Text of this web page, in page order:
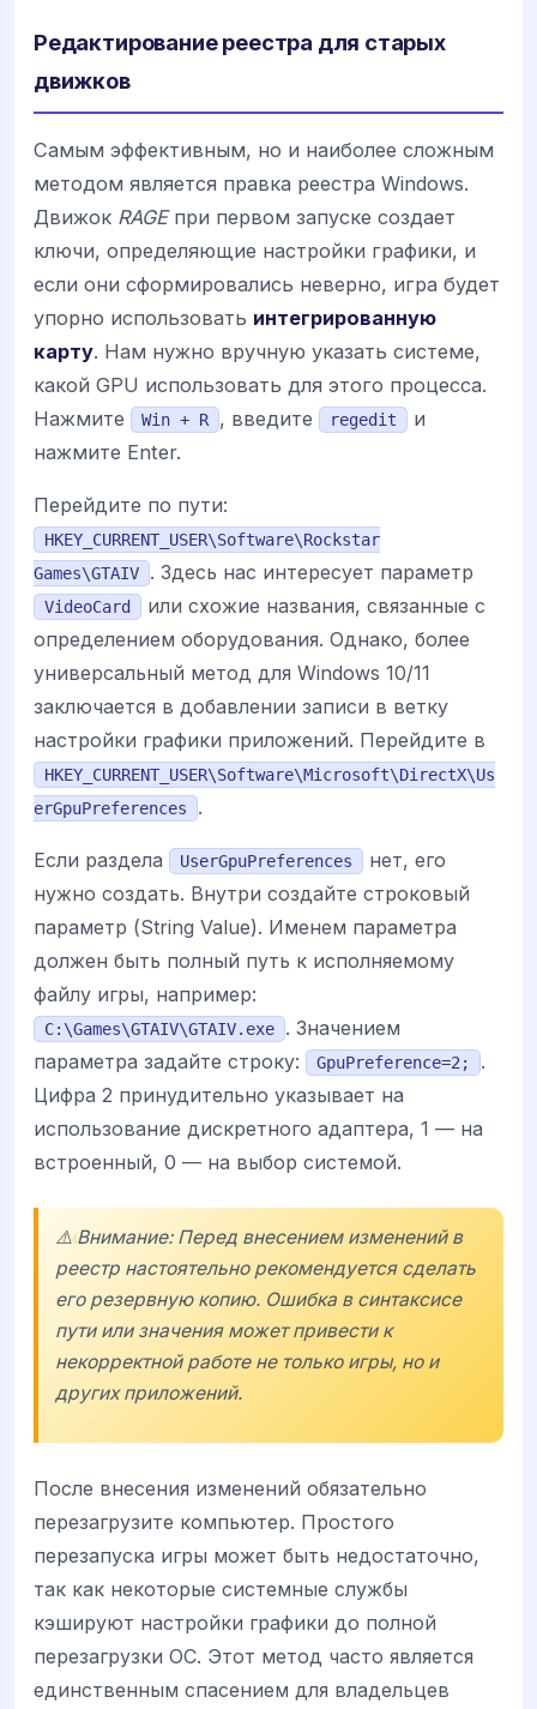
Редактирование реестра для старых
движков
Самым эффективным, но и наиболее сложным
методом является правка реестра Windows.
Движок RAGEпри первом запуске создает
ключи, определяющие настройки графики, и
если они сформировались неверно, игра будет
упорно использовать интегрированную
карту. Нам нужно вручную указать системе,
какой GPU использовать для этого процесса.
Нажмите
Win + R , введите regedit
и
нажмите Enter.
Перейдите по пути:
HKEY_CURRENT_USER\Software\Rockstar
Games\GTAIV
. Здесь нас интересует параметр
VideoCard
или схожие названия, связанные с
определением оборудования. Однако, более
универсальный метод для Windows 10/11
заключается в добавлении записи в ветку
настройки графики приложений. Перейдите в
HKEY_CURRENT_USER\Software\Microsoft\DirectX\Us
erGpuPreferences
.
Если раздела UserGpuPreferences
нет, его
нужно создать. Внутри создайте строковый
параметр (String Value). Именем параметра
должен быть полный путь к исполняемому
файлу игры, например:
C:\Games\GTAIV\GTAIV.exe
. Значением
параметра задайте строку:
GpuPreference=2;
.
Цифра 2 принудительно указывает на
использование дискретного адаптера, 1 — на
встроенный, 0 — на выбор системой.
⚠️ Внимание: Перед внесением изменений в
реестр настоятельно рекомендуется сделать
его резервную копию. Ошибка в синтаксисе
пути или значения может привести к
некорректной работе не только игры, но и
других приложений.
После внесения изменений обязательно
перезагрузите компьютер. Простого
перезапуска игры может быть недостаточно,
так как некоторые системные службы
кэшируют настройки графики до полной
перезагрузки ОС. Этот метод часто является
единственным спасением для владельцев